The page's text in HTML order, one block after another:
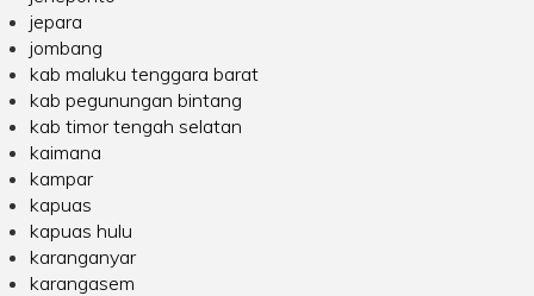
jepara
jombang
kab maluku tenggara barat
kab pegunungan bintang
kab timor tengah selatan
kaimana
kampar
kapuas
kapuas hulu
karanganyar
karangasem